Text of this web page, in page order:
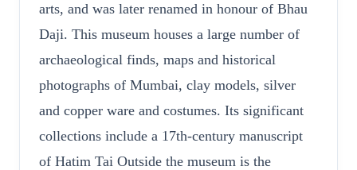
arts, and was later renamed in honour of Bhau
Daji. This museum houses a large number of
archaeological finds, maps and historical
photographs of Mumbai, clay models, silver
and copper ware and costumes. Its significant
collections include a 17th-century manuscript
of Hatim Tai Outside the museum is the